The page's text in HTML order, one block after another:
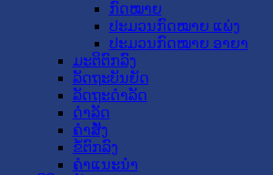
ກົດໝາຍ
ປະມວນກົດໝາຍ ແພ່ງ
ປະມວນກົດໝາຍ ອາຍາ
ມະຕິຕົກລົງ
ລັດຖະບັນຍັດ
ລັດຖະດໍາລັດ
ດໍາລັດ
ຄໍາສັ່ງ
ຂໍ້ຕົກລົງ
ຄໍາແນະນໍາ